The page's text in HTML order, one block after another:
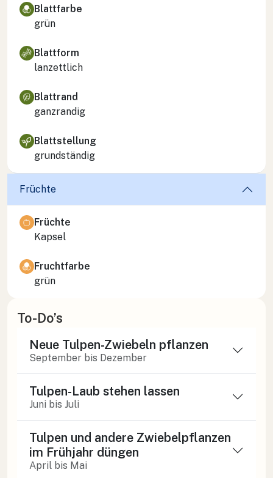
Blattfarbe
grün
Blattform
lanzettlich
Blattrand
ganzrandig
Blattstellung
grundständig
Früchte
Früchte
Kapsel
Fruchtfarbe
grün
To-Do’s
Neue Tulpen-Zwiebeln pflanzen
September bis Dezember
Tulpen-Laub stehen lassen
Juni bis Juli
Tulpen und andere Zwiebelpflanzen
im Frühjahr düngen
April bis Mai